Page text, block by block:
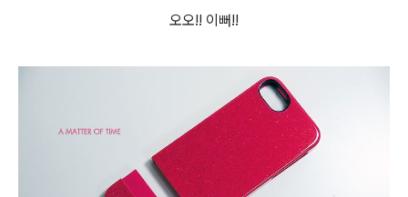
오오!! 이뻐!!